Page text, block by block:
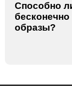
Способно
бесконечно
образы?